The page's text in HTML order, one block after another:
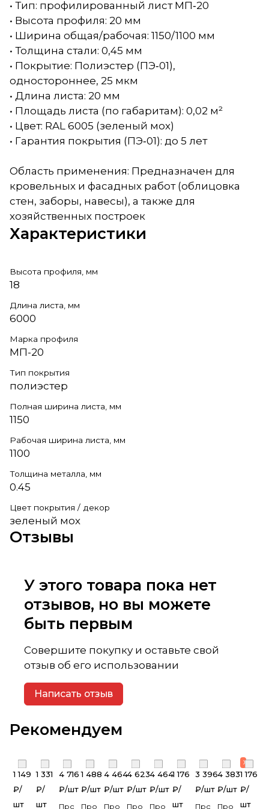
• Тип: профилированный лист МП‑20
• Высота профиля: 20 мм
• Ширина общая/рабочая: 1150/1100 мм
• Толщина стали: 0,45 мм
• Покрытие: Полиэстер (ПЭ‑01),
одностороннее, 25 мкм
• Длина листа: 20 мм
• Площадь листа (по габаритам): 0,02 м²
• Цвет: RAL 6005 (зеленый мох)
• Гарантия покрытия (ПЭ‑01): до 5 лет
Область применения: Предназначен для
кровельных и фасадных работ (облицовка
стен, заборы, навесы), а также для
хозяйственных построек
Характеристики
Высота профиля, мм
18
Длина листа, мм
6000
Марка профиля
МП-20
Тип покрытия
полиэстер
Полная ширина листа, мм
1150
Рабочая ширина листа, мм
1100
Толщина металла, мм
0.45
Цвет покрытия / декор
зеленый мох
Отзывы
У этого товара пока нет
отзывов, но вы можете
быть первым
Совершите покупку и оставьте свой
отзыв об его использовании
Написать отзыв
Рекомендуем
1 149
₽/
шт
1 331
₽/
шт
4 716
₽/шт
Профилированный
1 488
₽/шт
Профилированный
4 464
₽/шт
Профилированный
4 623
₽/шт
Профилированный
4 464
₽/шт
Профилированный
1 176
₽/
шт
3 396
₽/шт
4 383
₽/шт
Хит
1 176
₽/
шт